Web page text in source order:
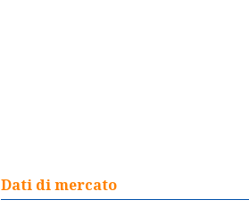
Dati di mercato